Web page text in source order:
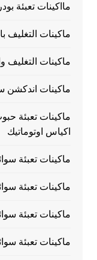
مااكينات تعبئة بودر
ماكينات التغليف
ماكينات التغليف
ماكينات اندكشن
ماكينات تعبئة
اكياس اوتوماتيك
ماكينات تعبئة
ماكينات تعبئة
ماكينات تعبئة
ماكينات تعبئة